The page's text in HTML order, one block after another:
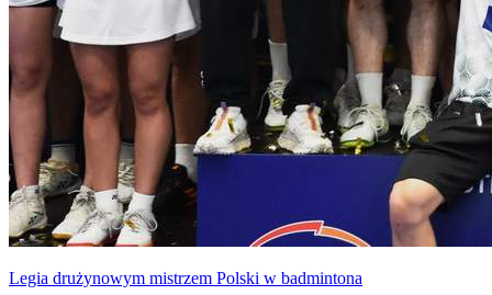
Legia drużynowym mistrzem Polski w badmintona